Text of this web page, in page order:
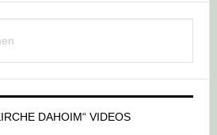
DAHOIM“ VIDEOS